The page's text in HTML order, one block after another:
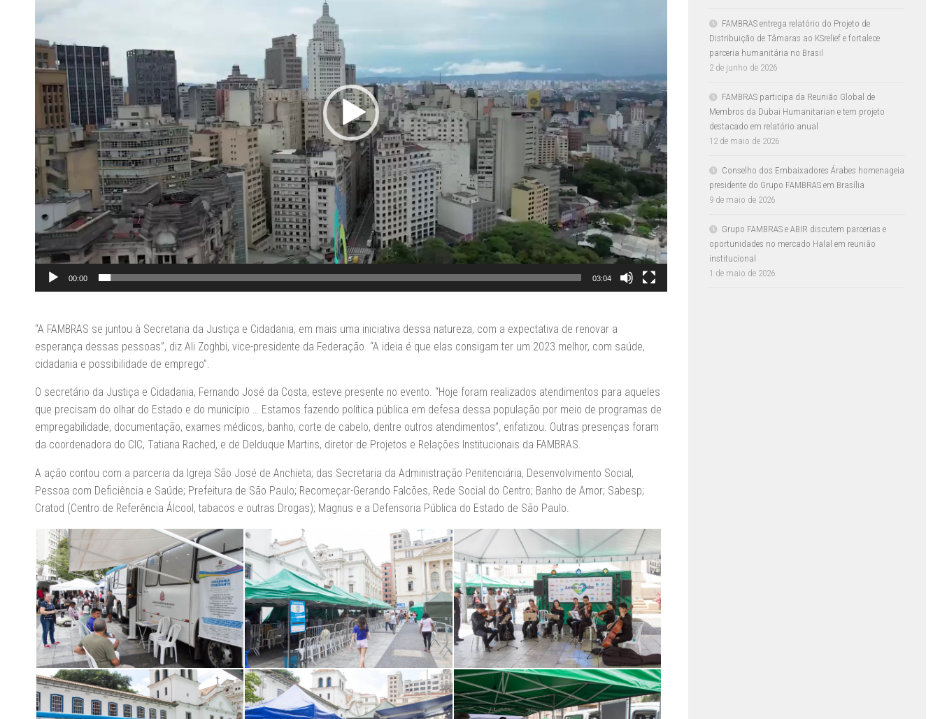
00:00 03:04
“A FAMBRAS se juntou à Secretaria da Justiça e Cidadania, em mais uma iniciativa dessa natureza, com a expectativa de renovar a
esperança dessas pessoas”, diz Ali Zoghbi, vice-presidente da Federação. “A ideia é que elas consigam ter um 2023 melhor, com saúde,
cidadania e possibilidade de emprego”.
O secretário da Justiça e Cidadania, Fernando José da Costa, esteve presente no evento. “Hoje foram realizados atendimentos para aqueles
que precisam do olhar do Estado e do município … Estamos fazendo política pública em defesa dessa população por meio de programas de
empregabilidade, documentação, exames médicos, banho, corte de cabelo, dentre outros atendimentos”, enfatizou. Outras presenças foram
da coordenadora do CIC, Tatiana Rached, e de Delduque Martins, diretor de Projetos e Relações Institucionais da FAMBRAS.
A ação contou com a parceria da Igreja São José de Anchieta; das Secretaria da Administração Penitenciária, Desenvolvimento Social,
Pessoa com Deficiência e Saúde; Prefeitura de São Paulo; Recomeçar-Gerando Falcões, Rede Social do Centro; Banho de Amor; Sabesp;
Cratod (Centro de Referência Álcool, tabacos e outras Drogas); Magnus e a Defensoria Pública do Estado de São Paulo.
FAMBRAS entrega relatório do Projeto de
Distribuição de Tâmaras ao KSrelief e fortalece
parceria humanitária no Brasil
2 de junho de 2026
FAMBRAS participa da Reunião Global de
Membros da Dubai Humanitarian e tem projeto
destacado em relatório anual
12 de maio de 2026
Conselho dos Embaixadores Árabes homenageia
presidente do Grupo FAMBRAS em Brasília
9 de maio de 2026
Grupo FAMBRAS e ABIR discutem parcerias e
oportunidades no mercado Halal em reunião
institucional
1 de maio de 2026